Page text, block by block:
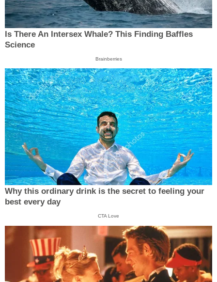
Is There An Intersex Whale? This Finding Baffles
Science
Brainberries
Why this ordinary drink is the secret to feeling your
best every day
CTA Love